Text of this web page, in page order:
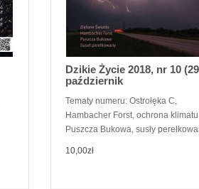
Dzikie Życie 2018, nr 10
październik
Tematy numeru: Ostrołęka C,
Hambacher Forst, ochrona
Puszcza Bukowa, susły
10,00zł